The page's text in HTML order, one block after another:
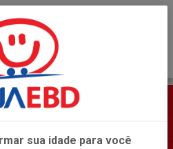
sua idade para você